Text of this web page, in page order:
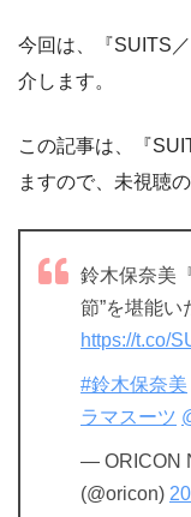
今回は、『SUITS
介します。
この記事は、『
ますので、未視聴
鈴木保奈美
節”を堪能い
https://t.co/
#鈴木保奈美
ラマスーツ
— ORICON
(@oricon)